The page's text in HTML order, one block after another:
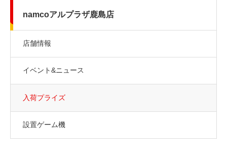
namcoアルプラザ鹿島店
店舗情報
イベント&ニュース
入荷プライズ
設置ゲーム機